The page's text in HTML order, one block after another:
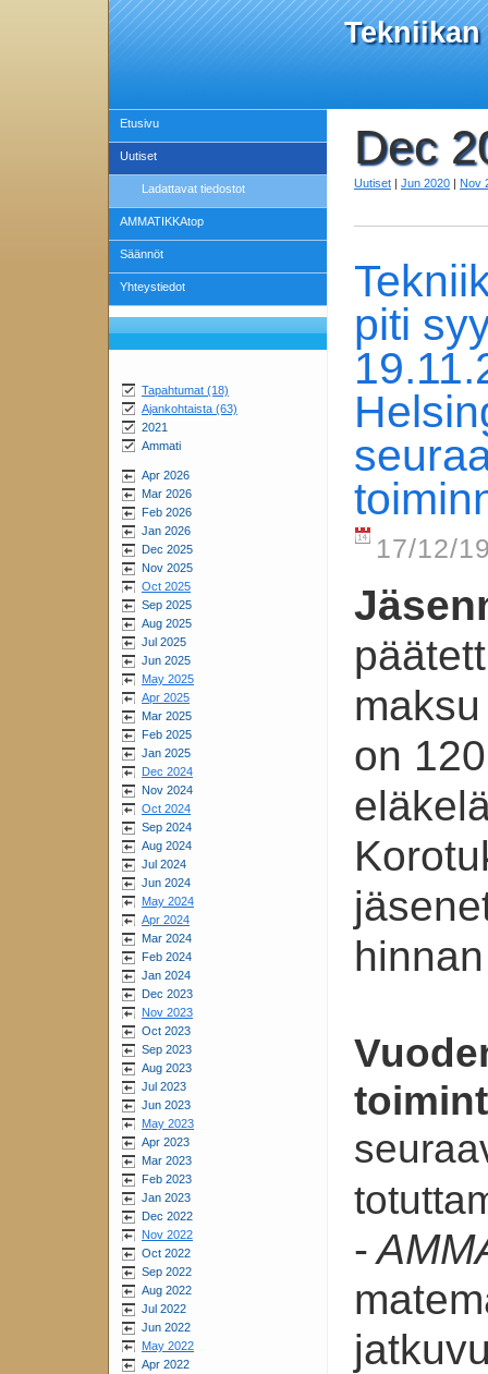
Tekniikan
Etusivu
Uutiset
Ladattavat tiedostot
AMMATIKKAtop
Säännöt
Yhteystiedot
Tapahtumat (18)
Ajankohtaista (63)
2021
Ammati
Apr 2026
Mar 2026
Feb 2026
Jan 2026
Dec 2025
Nov 2025
Oct 2025
Sep 2025
Aug 2025
Jul 2025
Jun 2025
May 2025
Apr 2025
Mar 2025
Feb 2025
Jan 2025
Dec 2024
Nov 2024
Oct 2024
Sep 2024
Aug 2024
Jul 2024
Jun 2024
May 2024
Apr 2024
Mar 2024
Feb 2024
Jan 2024
Dec 2023
Nov 2023
Oct 2023
Sep 2023
Aug 2023
Jul 2023
Jun 2023
May 2023
Apr 2023
Mar 2023
Feb 2023
Jan 2023
Dec 2022
Nov 2022
Oct 2022
Sep 2022
Aug 2022
Jul 2022
Jun 2022
May 2022
Apr 2022
Dec
Uutiset | Jun 2020 | Nov
piti
17/12/
on
-